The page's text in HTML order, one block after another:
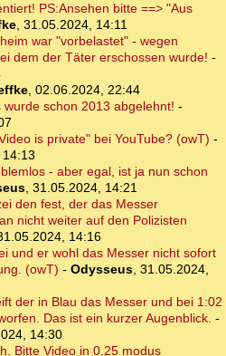
PS:Ansehen bitte ==> "Aus
, 31.05.2024, 14:11
war "vorbelastet" - wegen
dem der Täter erschossen wurde! -
, 02.06.2024, 22:44
schon 2013 abgelehnt! -
is private" bei YouTube? (owT) -
- aber egal, ist ja nun schon
, 31.05.2024, 14:21
den fest, der das Messer
nicht weiter auf den Polizisten
14:16
und er wohl das Messer nicht sofort
(owT) - Odysseus, 31.05.2024,
der in Blau das Messer und bei 1:02
Das ist ein kurzer Augenblick. -
14:30
Bitte Video in 0.25 modus